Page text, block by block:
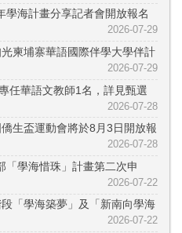
學海計畫分享記者會開放報名
2026-07-29
柬埔寨華語國際伴學大學伴計
2026-07-29
任華語文教師1名，詳見甄選
2026-07-28
生盃運動會將於8月3日開放報
2026-07-28
「學海惜珠」計畫第二次申
2026-07-22
「學海築夢」及「新南向學海
2026-07-22